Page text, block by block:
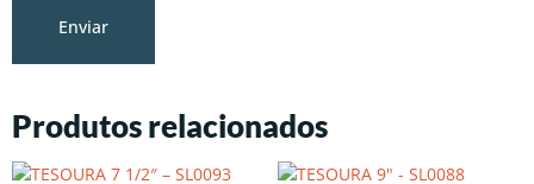
Produtos relacionados